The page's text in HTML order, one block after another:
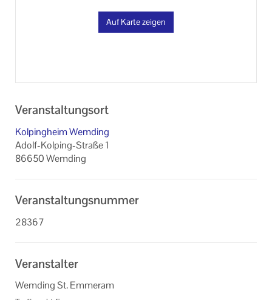
Auf Karte zeigen
Veranstaltungsort
Kolpingheim Wemding
Adolf-Kolping-Straße 1
86650 Wemding
Veranstaltungsnummer
28367
Veranstalter
Wemding St. Emmeram